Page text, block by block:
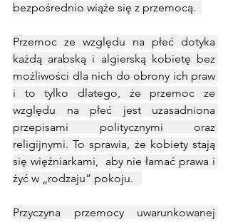
bezpośrednio wiąże się z przemocą.
Przemoc ze względu na płeć dotyka
każdą arabską i algierską kobietę bez
możliwości dla nich do obrony ich praw
i to tylko dlatego, że przemoc ze
względu na płeć jest uzasadniona
przepisami politycznymi oraz
religijnymi. To sprawia, że kobiety stają
się więźniarkami,  aby nie łamać prawa i
żyć w „rodzaju” pokoju.
Przyczyna przemocy uwarunkowanej